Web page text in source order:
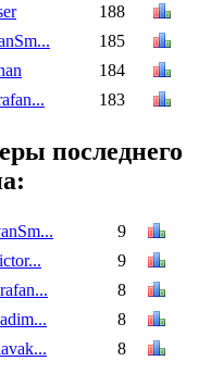
188
185
184
183
последнего
9
9
8
8
8